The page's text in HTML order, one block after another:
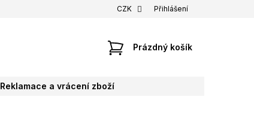
CZK Přihlášení
NÁKUPNÍ
Prázdný košík
Reklamace a vrácení zboží